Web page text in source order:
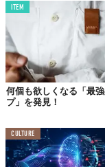
ON／OFF問わず使
本当に重宝しています
ITEM
何個も欲しくなる「最
プ」を発見！
CULTURE